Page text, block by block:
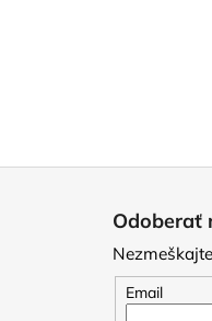
Odoberať
Email